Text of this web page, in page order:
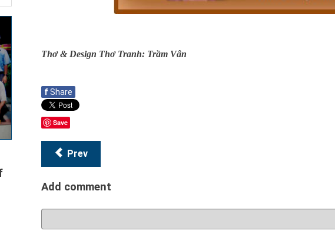
Thơ & Design Thơ Tranh: Trầm Vân
f Share
Save
Prev
Add comment